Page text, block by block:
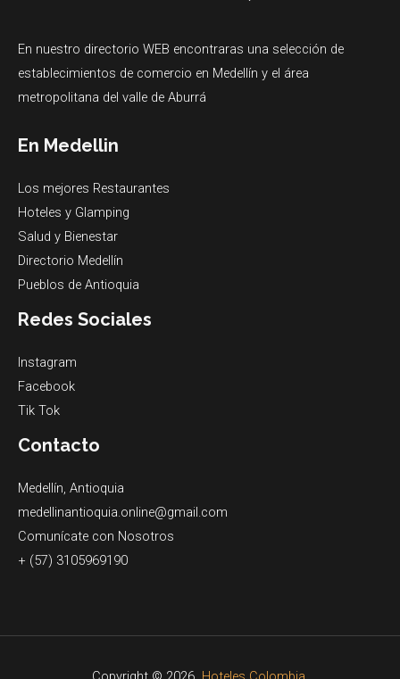
En nuestro directorio WEB encontraras una selección de
establecimientos de comercio en Medellín y el área
metropolitana del valle de Aburrá
En Medellin
Los mejores Restaurantes
Hoteles y Glamping
Salud y Bienestar
Directorio Medellín
Pueblos de Antioquia
Redes Sociales
Instagram
Facebook
Tik Tok
Contacto
Medellín, Antioquia
medellinantioquia.online@gmail.com
Comunícate con Nosotros
+ (57) 3105969190